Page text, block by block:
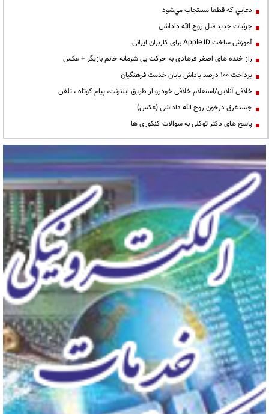
دعايي كه قطعا مستجاب مي‌شود
جزئیات جدید قتل روح الله داداشی
آموزش ساخت Apple ID برای کاربران ایرانی
راز خنده های اصغر فرهادی به حرکت بی شرمانه خانم بازیگر + عکس
پرداخت ۱۰۰ درصد پاداش پایان خدمت فرهنگیان
خلافی آنلاین/استعلام خلافی خودرو از طریق اینترنت، پیام کوتاه ، تلفن
جسدغرق درخون روح الله داداشی (عکس)
پاسخ های دکتر توکلی به سوالات کنکوری ها